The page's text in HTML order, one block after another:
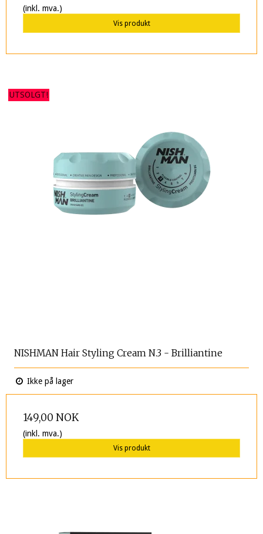
(inkl. mva.)
Vis produkt
UTSOLGT!
NISHMAN Hair Styling Cream N.3 - Brilliantine
Ikke på lager
149,00 NOK
(inkl. mva.)
Vis produkt